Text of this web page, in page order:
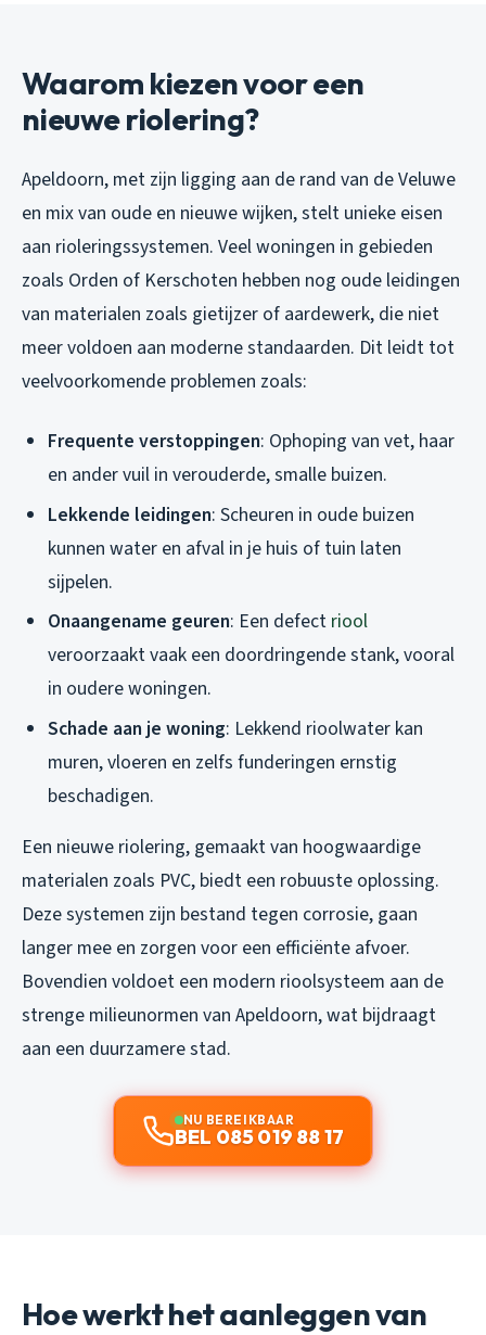
Waarom kiezen voor een
nieuwe riolering?
Apeldoorn, met zijn ligging aan de rand van de Veluwe
en mix van oude en nieuwe wijken, stelt unieke eisen
aan rioleringssystemen. Veel woningen in gebieden
zoals Orden of Kerschoten hebben nog oude leidingen
van materialen zoals gietijzer of aardewerk, die niet
meer voldoen aan moderne standaarden. Dit leidt tot
veelvoorkomende problemen zoals:
Frequente verstoppingen: Ophoping van vet, haar
en ander vuil in verouderde, smalle buizen.
Lekkende leidingen: Scheuren in oude buizen
kunnen water en afval in je huis of tuin laten
sijpelen.
Onaangename geuren: Een defect riool
veroorzaakt vaak een doordringende stank, vooral
in oudere woningen.
Schade aan je woning: Lekkend rioolwater kan
muren, vloeren en zelfs funderingen ernstig
beschadigen.
Een nieuwe riolering, gemaakt van hoogwaardige
materialen zoals PVC, biedt een robuuste oplossing.
Deze systemen zijn bestand tegen corrosie, gaan
langer mee en zorgen voor een efficiënte afvoer.
Bovendien voldoet een modern rioolsysteem aan de
strenge milieunormen van Apeldoorn, wat bijdraagt
aan een duurzamere stad.
NU BEREIKBAAR
BEL 085 019 88 17
Hoe werkt het aanleggen van